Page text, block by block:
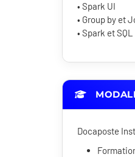
• Spark UI
• Group by et
• Spark et SQL
Docaposte